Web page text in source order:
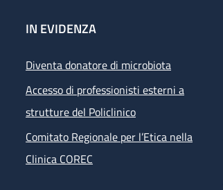
IN EVIDENZA
Diventa donatore di microbiota
Accesso di professionisti esterni a
strutture del Policlinico
Comitato Regionale per l’Etica nella
Clinica COREC